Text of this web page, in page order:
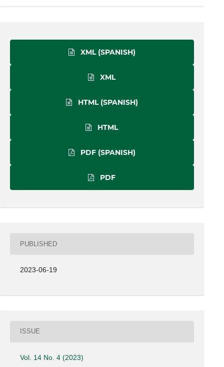
XML (SPANISH)
XML
HTML (SPANISH)
HTML
PDF (SPANISH)
PDF
PUBLISHED
2023-06-19
ISSUE
Vol. 14 No. 4 (2023)